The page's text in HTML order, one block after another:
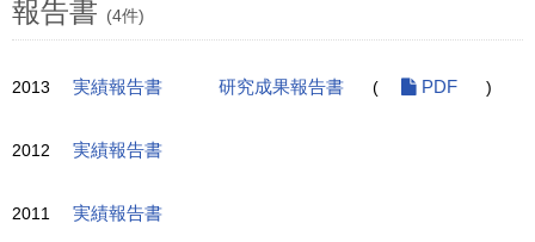
報告書 (4件)
2013 実績報告書 研究成果報告書 ( PDF )
2012 実績報告書
2011 実績報告書